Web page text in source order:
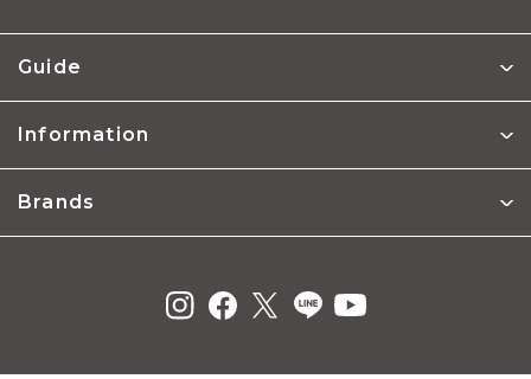
Guide
Information
Brands